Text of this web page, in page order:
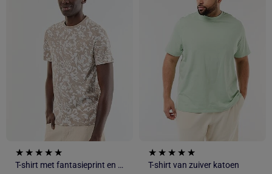
T-shirt met fantasieprint en korte mouwen
T-shirt van zuiver katoen